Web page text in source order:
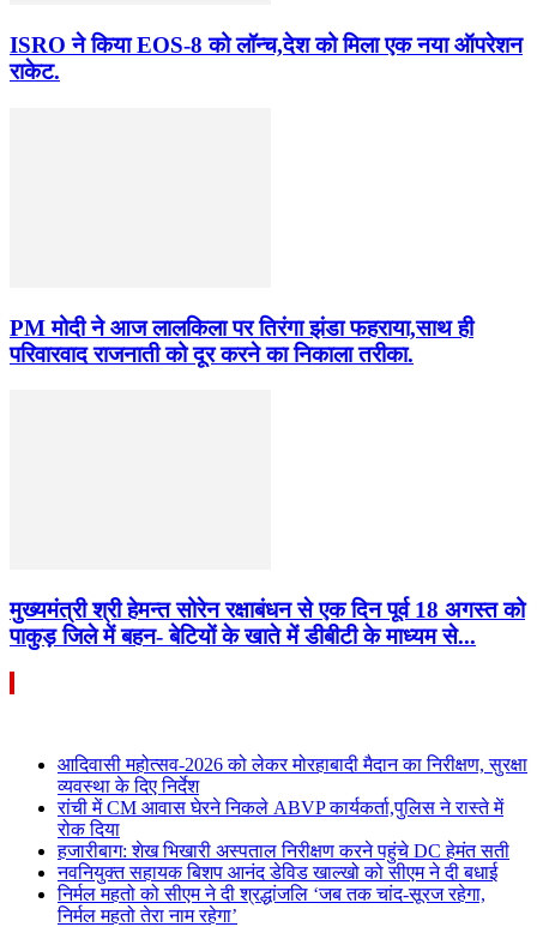
ISRO ने किया EOS-8 को लॉन्च,देश को मिला एक नया ऑपरेशन
राकेट.
PM मोदी ने आज लालकिला पर तिरंगा झंडा फहराया,साथ ही
परिवारवाद राजनाती को दूर करने का निकाला तरीका.
मुख्यमंत्री श्री हेमन्त सोरेन रक्षाबंधन से एक दिन पूर्व 18 अगस्त को
पाकुड़ जिले में बहन- बेटियों के खाते में डीबीटी के माध्यम से...
आदिवासी महोत्सव-2026 को लेकर मोरहाबादी मैदान का निरीक्षण, सुरक्षा
व्यवस्था के दिए निर्देश
रांची में CM आवास घेरने निकले ABVP कार्यकर्ता,पुलिस ने रास्ते में
रोक दिया
हजारीबाग: शेख भिखारी अस्पताल निरीक्षण करने पहुंचे DC हेमंत सती
नवनियुक्त सहायक बिशप आनंद डेविड खाल्खो को सीएम ने दी बधाई
निर्मल महतो को सीएम ने दी श्रद्धांजलि ‘जब तक चांद-सूरज रहेगा,
निर्मल महतो तेरा नाम रहेगा’